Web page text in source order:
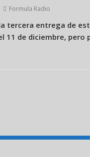
Formula Radio
tercera entrega de
11 de diciembre,